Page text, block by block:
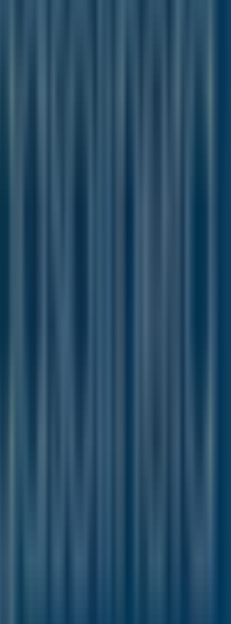
Motos y
Eroski
destacada marca del
Jose Cela s/n - N550
una amplia gama
ahorrar